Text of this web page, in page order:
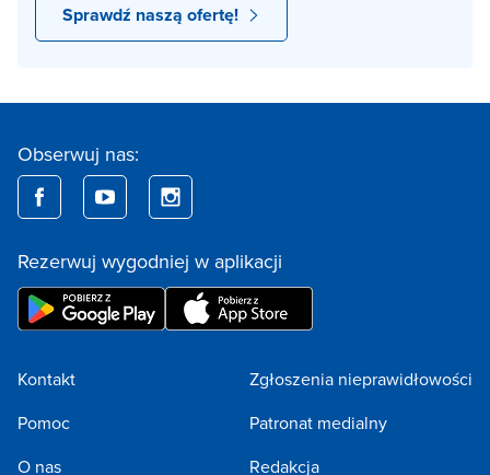
Sprawdź naszą ofertę!
Obserwuj nas:
Rezerwuj wygodniej w aplikacji
Kontakt
Pomoc
O nas
Zgłoszenia nieprawidłowości
Patronat medialny
Redakcja